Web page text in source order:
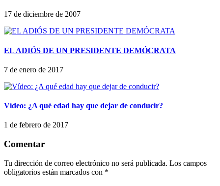
17 de diciembre de 2007
EL ADIÓS DE UN PRESIDENTE DEMÓCRATA
7 de enero de 2017
Vídeo: ¿A qué edad hay que dejar de conducir?
1 de febrero de 2017
Comentar
Tu dirección de correo electrónico no será publicada. Los campos
obligatorios están marcados con *